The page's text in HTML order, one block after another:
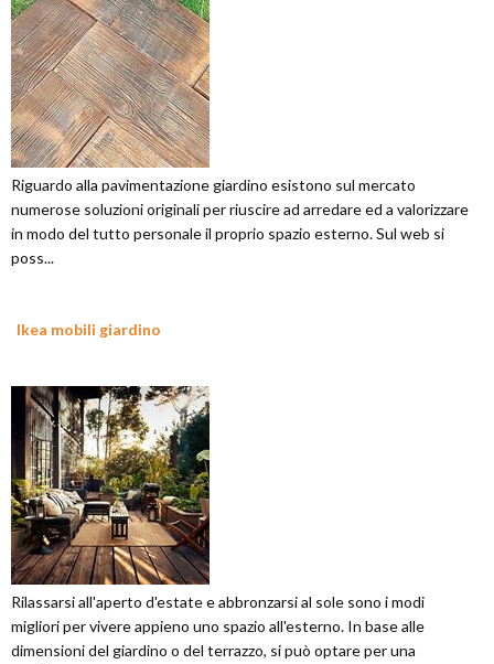
Riguardo alla pavimentazione giardino esistono sul mercato
numerose soluzioni originali per riuscire ad arredare ed a valorizzare
in modo del tutto personale il proprio spazio esterno. Sul web si
poss...
Ikea mobili giardino
Rilassarsi all'aperto d'estate e abbronzarsi al sole sono i modi
migliori per vivere appieno uno spazio all'esterno. In base alle
dimensioni del giardino o del terrazzo, si può optare per una